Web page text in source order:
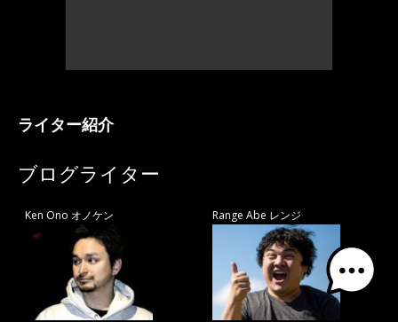
ライター紹介
ブログライター
Ken Ono オノケン Range Abe レンジ